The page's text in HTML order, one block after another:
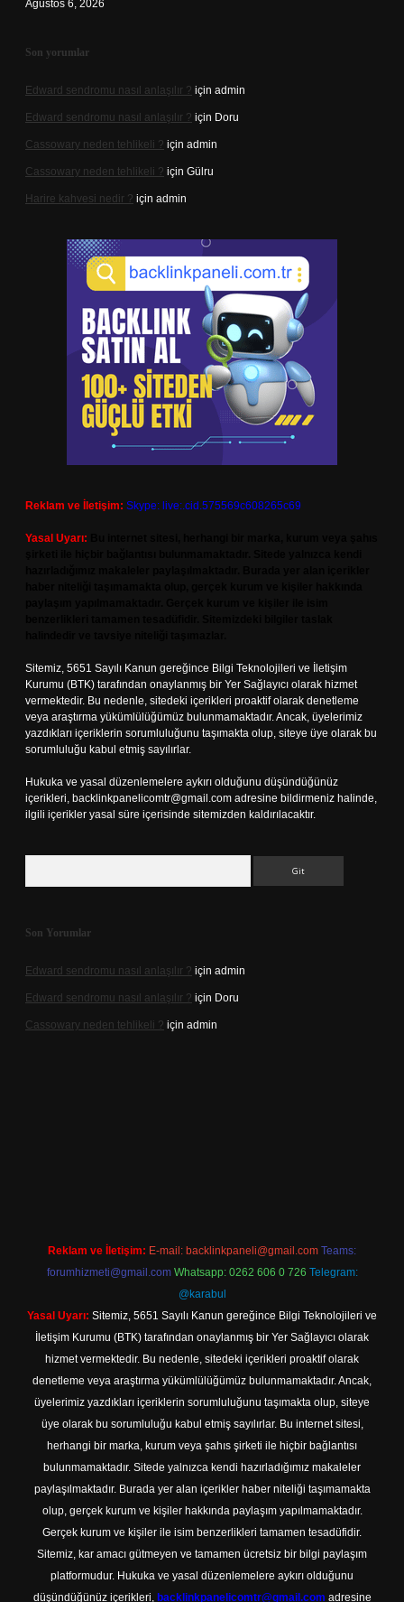
Ağustos 6, 2026
Son yorumlar
Edward sendromu nasıl anlaşılır ? için admin
Edward sendromu nasıl anlaşılır ? için Doru
Cassowary neden tehlikeli ? için admin
Cassowary neden tehlikeli ? için Gülru
Harire kahvesi nedir ? için admin
Reklam ve İletişim: Skype: live:.cid.575569c608265c69
Yasal Uyarı:
Sitemiz, 5651 Sayılı Kanun gereğince Bilgi Teknolojileri ve İletişim
Kurumu (BTK) tarafından onaylanmış bir Yer Sağlayıcı olarak hizmet
vermektedir. Bu nedenle, sitedeki içerikleri proaktif olarak denetleme
veya araştırma yükümlülüğümüz bulunmamaktadır. Ancak, üyelerimiz
yazdıkları içeriklerin sorumluluğunu taşımakta olup, siteye üye olarak bu
sorumluluğu kabul etmiş sayılırlar.
Hukuka ve yasal düzenlemelere aykırı olduğunu düşündüğünüz
içerikleri, backlinkpanelicomtr@gmail.com adresine bildirmeniz halinde,
ilgili içerikler yasal süre içerisinde sitemizden kaldırılacaktır.
Son Yorumlar
Edward sendromu nasıl anlaşılır ? için admin
Edward sendromu nasıl anlaşılır ? için Doru
Cassowary neden tehlikeli ? için admin
Reklam ve İletişim: E-mail: backlinkpaneli@gmail.com Teams:
forumhizmeti@gmail.com Whatsapp: 0262 606 0 726 Telegram:
@karabul
Yasal Uyarı: Sitemiz, 5651 Sayılı Kanun gereğince Bilgi Teknolojileri ve
İletişim Kurumu (BTK) tarafından onaylanmış bir Yer Sağlayıcı olarak
hizmet vermektedir. Bu nedenle, sitedeki içerikleri proaktif olarak
denetleme veya araştırma yükümlülüğümüz bulunmamaktadır. Ancak,
üyelerimiz yazdıkları içeriklerin sorumluluğunu taşımakta olup, siteye
üye olarak bu sorumluluğu kabul etmiş sayılırlar. Bu internet sitesi,
herhangi bir marka, kurum veya şahıs şirketi ile hiçbir bağlantısı
bulunmamaktadır. Sitede yalnızca kendi hazırladığımız makaleler
paylaşılmaktadır. Burada yer alan içerikler haber niteliği taşımamakta
olup, gerçek kurum ve kişiler hakkında paylaşım yapılmamaktadır.
Gerçek kurum ve kişiler ile isim benzerlikleri tamamen tesadüfidir.
Sitemiz, kar amacı gütmeyen ve tamamen ücretsiz bir bilgi paylaşım
platformudur. Hukuka ve yasal düzenlemelere aykırı olduğunu
düşündüğünüz içerikleri, backlinkpanelicomtr@gmail.com adresine